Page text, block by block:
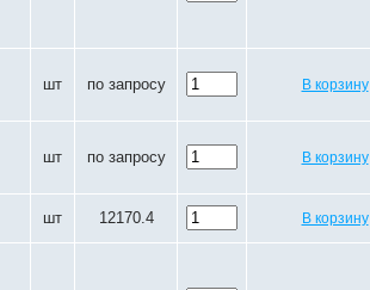
шт по запросу В корзину
шт по запросу В корзину
шт 12170.4 В корзину